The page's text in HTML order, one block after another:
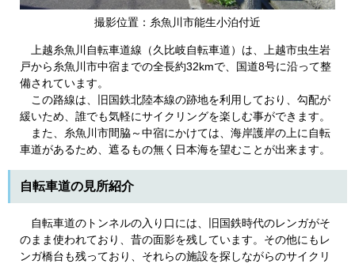
撮影位置：糸魚川市能生小泊付近
上越糸魚川自転車道線（久比岐自転車道）は、上越市虫生岩
戸から糸魚川市中宿までの全長約32kmで、国道8号に沿って整
備されています。
この路線は、旧国鉄北陸本線の跡地を利用しており、勾配が
緩いため、誰でも気軽にサイクリングを楽しむ事ができます。
また、糸魚川市間脇～中宿にかけては、海岸護岸の上に自転
車道があるため、遮るもの無く日本海を望むことが出来ます。
自転車道の見所紹介
自転車道のトンネルの入り口には、旧国鉄時代のレンガがそ
のまま使われており、昔の面影を残しています。その他にもレ
ンガ橋台も残っており、それらの施設を探しながらのサイクリ